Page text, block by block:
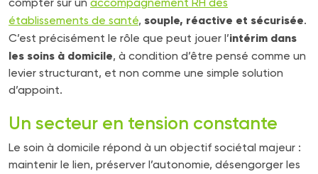
établissements de santé, souple, réactive et sécurisée.
C’est précisément le rôle que peut jouer l’intérim dans
les soins à domicile, à condition d’être pensé comme un
levier structurant, et non comme une simple solution
d’appoint.
Un secteur en tension constante
Le soin à domicile répond à un objectif sociétal majeur :
maintenir le lien, préserver l’autonomie, désengorger les